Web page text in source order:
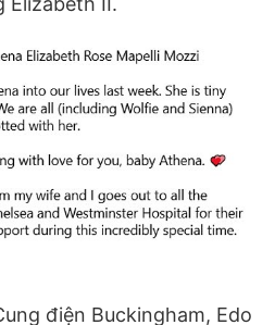
điện Buckingham, Edo